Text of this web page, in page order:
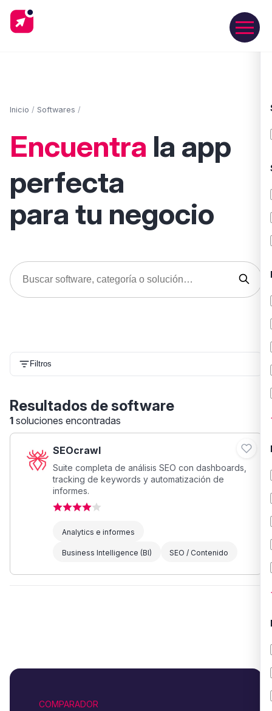
Inicio / Softwares /
Encuentra la app
perfecta
para tu negocio
Filtros
Resultados de software
1 soluciones encontradas
SEOcrawl
Suite completa de análisis SEO con dashboards,
tracking de keywords y automatización de
informes.
Analytics e informes
Business Intelligence (BI) SEO / Contenido
COMPARADOR